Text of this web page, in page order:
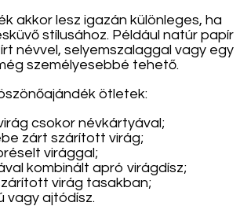
akkor lesz igazán különleges, ha
stílusához. Például natúr papír
névvel, selyemszalaggal vagy egy
személyesebbé tehető.
ötletek:
csokor névkártyával;
zárt szárított virág;
virággal;
kombinált apró virágdísz;
virág tasakban;
vagy ajtódísz.